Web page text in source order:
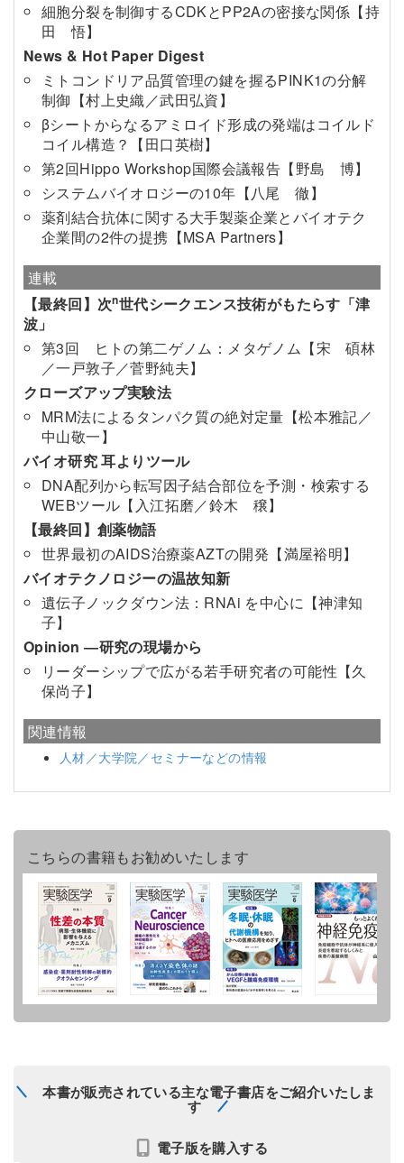
細胞分裂を制御するCDKとPP2Aの密接な関係【持
田 悟】
News & Hot Paper Digest
ミトコンドリア品質管理の鍵を握るPINK1の分解
制御【村上史織／武田弘資】
βシートからなるアミロイド形成の発端はコイルド
コイル構造？【田口英樹】
第2回Hippo Workshop国際会議報告【野島 博】
システムバイオロジーの10年【八尾 徹】
薬剤結合抗体に関する大手製薬企業とバイオテク
企業間の2件の提携【MSA Partners】
連載
【最終回】次n世代シークエンス技術がもたらす「津
波」
第3回 ヒトの第二ゲノム：メタゲノム【宋 碩林
／一戸敦子／菅野純夫】
クローズアップ実験法
MRM法によるタンパク質の絶対定量【松本雅記／
中山敬一】
バイオ研究 耳よりツール
DNA配列から転写因子結合部位を予測・検索する
WEBツール【入江拓磨／鈴木 穣】
【最終回】創薬物語
世界最初のAIDS治療薬AZTの開発【満屋裕明】
バイオテクノロジーの温故知新
遺伝子ノックダウン法：RNAi を中心に【神津知
子】
Opinion ―研究の現場から
リーダーシップで広がる若手研究者の可能性【久
保尚子】
関連情報
人材／大学院／セミナーなどの情報
こちらの書籍もお勧めいたします
本書が販売されている主な電子書店をご紹介いたしま
す
電子版を購入する